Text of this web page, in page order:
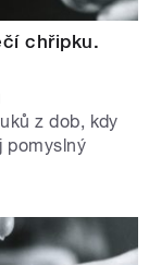
chřipku.
z dob, kdy
pomyslný